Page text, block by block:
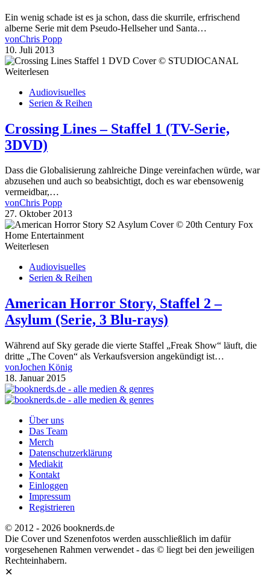
Ein wenig schade ist es ja schon, dass die skurrile, erfrischend
alberne Serie mit dem Pseudo-Hellseher und Santa…
vonChris Popp
10. Juli 2013
Weiterlesen
Audiovisuelles
Serien & Reihen
Crossing Lines – Staffel 1 (TV-Serie,
3DVD)
Dass die Globalisierung zahlreiche Dinge vereinfachen würde, war
abzusehen und auch so beabsichtigt, doch es war ebensowenig
vermeidbar,…
vonChris Popp
27. Oktober 2013
Weiterlesen
Audiovisuelles
Serien & Reihen
American Horror Story, Staffel 2 –
Asylum (Serie, 3 Blu-rays)
Während auf Sky gerade die vierte Staffel „Freak Show“ läuft, die
dritte „The Coven“ als Verkaufsversion angekündigt ist…
vonJochen König
18. Januar 2015
Über uns
Das Team
Merch
Datenschutzerklärung
Mediakit
Kontakt
Einloggen
Impressum
Registrieren
© 2012 - 2026 booknerds.de
Die Cover und Szenenfotos werden ausschließlich im dafür
vorgesehenen Rahmen verwendet - das © liegt bei den jeweiligen
Rechteinhabern.
✕